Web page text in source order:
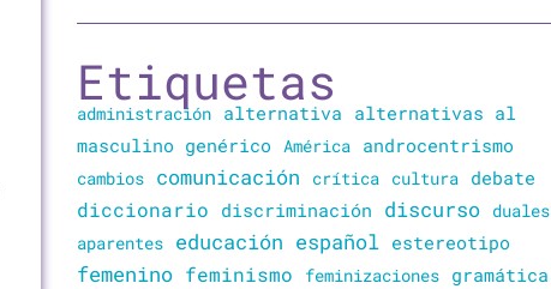
Etiquetas
administración alternativa alternativas al
masculino genérico América androcentrismo
cambios comunicación crítica cultura debate
diccionario discriminación discurso duales
aparentes educación español estereotipo
femenino feminismo feminizaciones gramática